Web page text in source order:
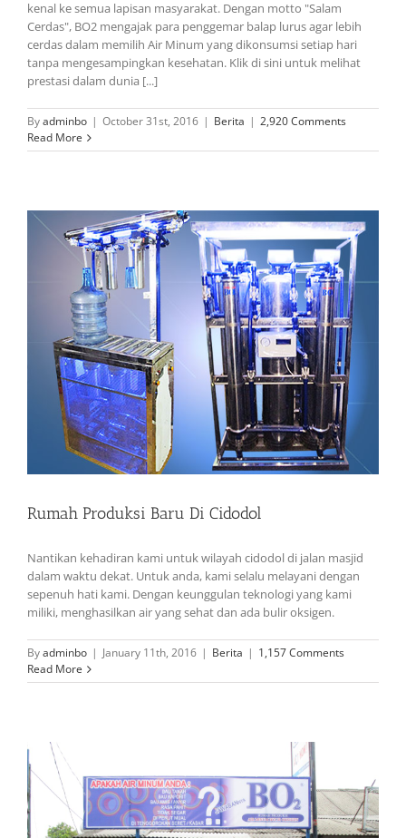
kenal ke semua lapisan masyarakat. Dengan motto "Salam
Cerdas", BO2 mengajak para penggemar balap lurus agar lebih
cerdas dalam memilih Air Minum yang dikonsumsi setiap hari
tanpa mengesampingkan kesehatan. Klik di sini untuk melihat
prestasi dalam dunia [...]
Byadminbo | October 31st, 2016 | Berita | 2,920 Comments
Read More
Rumah Produksi Baru Di Cidodol
Nantikan kehadiran kami untuk wilayah cidodol di jalan masjid
dalam waktu dekat. Untuk anda, kami selalu melayani dengan
sepenuh hati kami. Dengan keunggulan teknologi yang kami
miliki, menghasilkan air yang sehat dan ada bulir oksigen.
Byadminbo | January 11th, 2016 | Berita | 1,157 Comments
Read More